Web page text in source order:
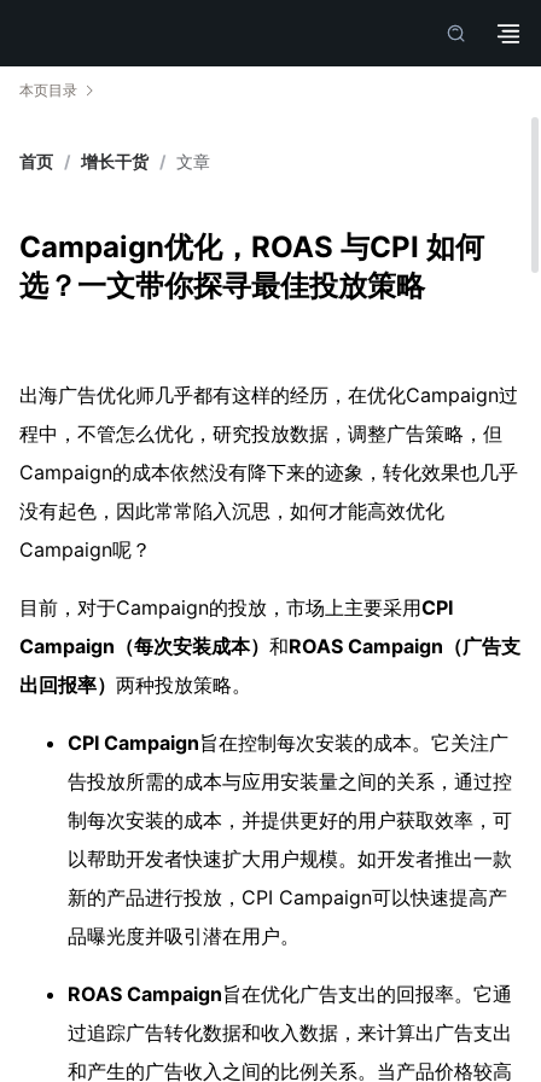
本页目录
首页 / 增长干货 / 文章
Campaign优化，ROAS 与CPI 如何
选？一文带你探寻最佳投放策略
出海广告优化师几乎都有这样的经历，在优化Campaign过
程中，不管怎么优化，研究投放数据，调整广告策略，但
Campaign的成本依然没有降下来的迹象，转化效果也几乎
没有起色，因此常常陷入沉思，如何才能高效优化
Campaign呢？
目前，对于Campaign的投放，市场上主要采用CPI
Campaign（每次安装成本） 和ROAS Campaign（广告支
出回报率） 两种投放策略。
CPI Campaign旨在控制每次安装的成本。它关注广
告投放所需的成本与应用安装量之间的关系，通过控
制每次安装的成本，并提供更好的用户获取效率，可
以帮助开发者快速扩大用户规模。如开发者推出一款
新的产品进行投放，CPI Campaign可以快速提高产
品曝光度并吸引潜在用户。
ROAS Campaign旨在优化广告支出的回报率。它通
过追踪广告转化数据和收入数据，来计算出广告支出
和产生的广告收入之间的比例关系。当产品价格较高